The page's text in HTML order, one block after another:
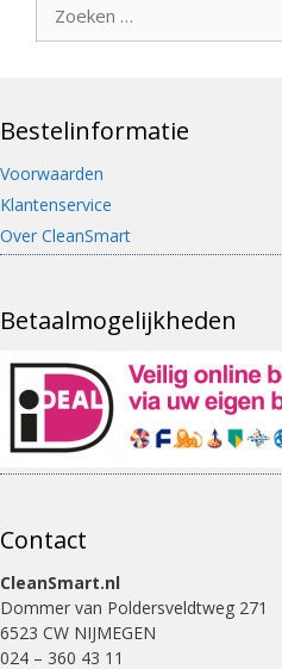
naar:
Bestelinformatie
Voorwaarden
Klantenservice
Over CleanSmart
Betaalmogelijkheden
Contact
CleanSmart.nl
Dommer van Poldersveldtweg 271
6523 CW NIJMEGEN
024 – 360 43 11